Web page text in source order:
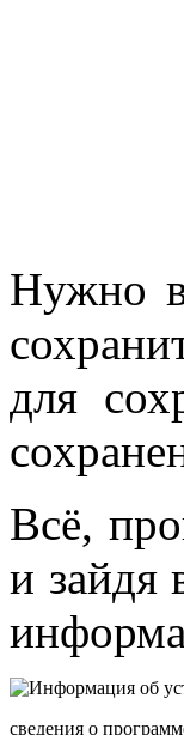
Нужно
для
Всё,
и зайдя
сведения о